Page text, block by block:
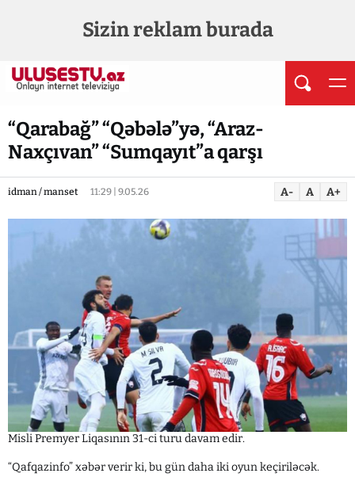
Sizin reklam burada
“Qarabağ” “Qəbələ”yə, “Araz-
Naxçıvan” “Sumqayıt”a qarşı
idman / manset 11:29 | 9.05.26 A- A A+
Misli Premyer Liqasının 31-ci turu davam edir.
“Qafqazinfo” xəbər verir ki, bu gün daha iki oyun keçiriləcək.